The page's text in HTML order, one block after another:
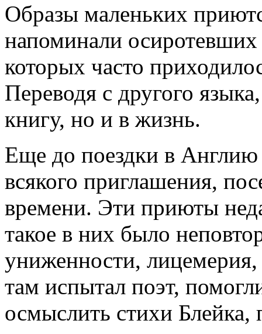
Образы маленьких
напоминали
которых часто
Переводя с другого
книгу, но и в жизнь.
Еще до поездки в
всякого приглашения,
времени. Эти приюты
такое в них было
униженности, лицемерия,
там испытал поэт,
осмыслить стихи Блейка,